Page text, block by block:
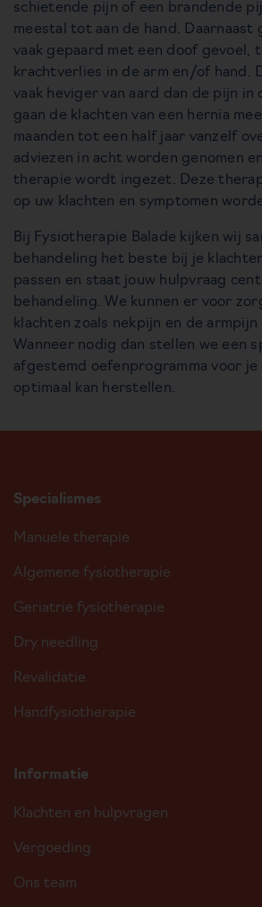
schietende pijn of een brandende
meestal tot aan de hand. Daarnaast
vaak gepaard met een doof gevoel,
krachtverlies in de arm en/of hand.
vaak heviger van aard dan de pijn in
gaan de klachten van een hernia
maanden tot een half jaar vanzelf
adviezen in acht worden genomen
therapie wordt ingezet. Deze
op uw klachten en symptomen
Bij Fysiotherapie Balade kijken wij
behandeling het beste bij je
passen en staat jouw hulpvraag
behandeling. We kunnen er voor
klachten zoals nekpijn en de
Wanneer nodig dan stellen we een
afgestemd oefenprogramma voor je
optimaal kan herstellen.
Specialismes
Manuele therapie
Algemene fysiotherapie
Geriatrie fysiotherapie
Dry needling
Revalidatie
Handfysiotherapie
Informatie
Klachten en hulpvragen
Vergoeding
Ons team